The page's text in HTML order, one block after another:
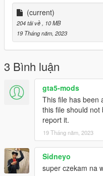
(current)
204 tải về, 10 MB
19 Tháng năm, 2023
3 Bình luận
gta5-mods
This file has been
this file should
report it.
19 Tháng năm, 2023
Sidneyo
super czekam na